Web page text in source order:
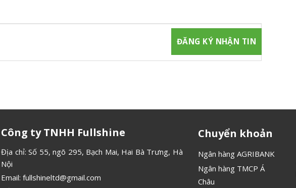
Công ty TNHH Fullshine
Địa chỉ: Số 55, ngõ 295, Bạch Mai, Hai Bà Trưng, Hà
Nội
Email: fullshineltd@gmail.com
Chuyển khoản
Ngân hàng AGRIBANK
Ngân hàng TMCP Á
Châu